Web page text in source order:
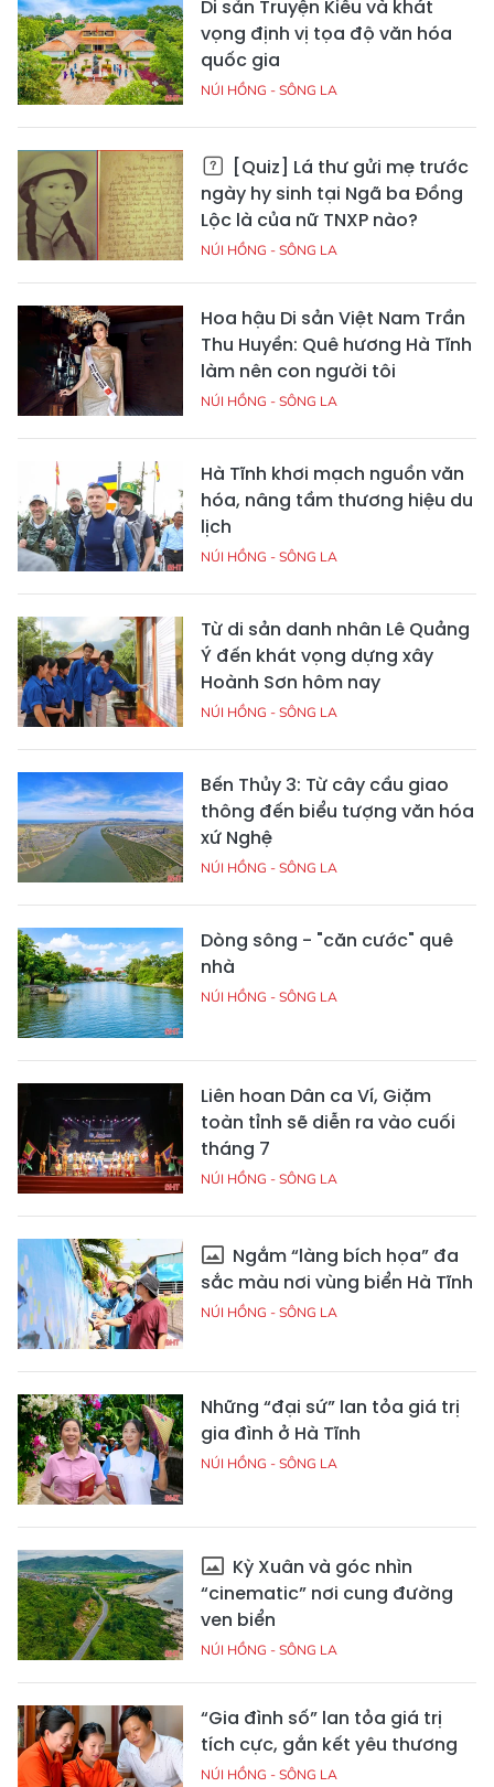
Di sản Truyện Kiều và khát
vọng định vị tọa độ văn hóa
quốc gia
NÚI HỒNG - SÔNG LA
[Quiz] Lá thư gửi mẹ trước
ngày hy sinh tại Ngã ba Đồng
Lộc là của nữ TNXP nào?
NÚI HỒNG - SÔNG LA
Hoa hậu Di sản Việt Nam Trần
Thu Huyền: Quê hương Hà Tĩnh
làm nên con người tôi
NÚI HỒNG - SÔNG LA
Hà Tĩnh khơi mạch nguồn văn
hóa, nâng tầm thương hiệu du
lịch
NÚI HỒNG - SÔNG LA
Từ di sản danh nhân Lê Quảng
Ý đến khát vọng dựng xây
Hoành Sơn hôm nay
NÚI HỒNG - SÔNG LA
Bến Thủy 3: Từ cây cầu giao
thông đến biểu tượng văn hóa
xứ Nghệ
NÚI HỒNG - SÔNG LA
Dòng sông - "căn cước" quê
nhà
NÚI HỒNG - SÔNG LA
Liên hoan Dân ca Ví, Giặm
toàn tỉnh sẽ diễn ra vào cuối
tháng 7
NÚI HỒNG - SÔNG LA
Ngắm “làng bích họa” đa
sắc màu nơi vùng biển Hà Tĩnh
NÚI HỒNG - SÔNG LA
Những “đại sứ” lan tỏa giá trị
gia đình ở Hà Tĩnh
NÚI HỒNG - SÔNG LA
Kỳ Xuân và góc nhìn
“cinematic” nơi cung đường
ven biển
NÚI HỒNG - SÔNG LA
“Gia đình số” lan tỏa giá trị
tích cực, gắn kết yêu thương
NÚI HỒNG - SÔNG LA